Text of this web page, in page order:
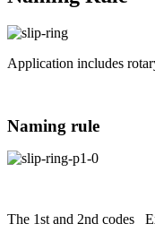
Application includes
Naming rule
The 1st and 2nd codes